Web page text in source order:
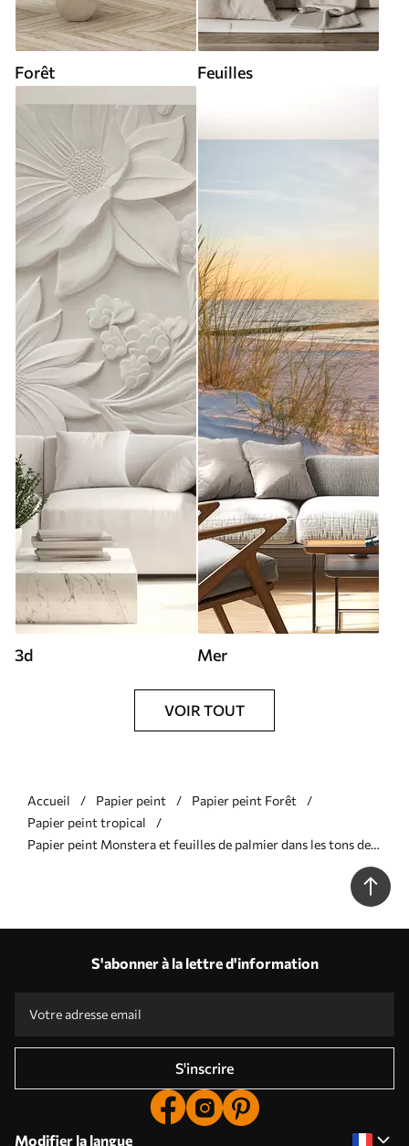
Forêt Feuilles
3d Mer
VOIR TOUT
Accueil Papier peint
Papier peint Forêt
Papier peint tropical
Papier peint Monstera et feuilles de palmier dans les tons de
S'abonner à la lettre d'information
S'inscrire
Modifier la langue